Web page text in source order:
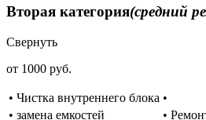
Вторая категория(средний
Свернуть
от 1000 руб.
• Чистка внутреннего блока •
• замена емкостей
•